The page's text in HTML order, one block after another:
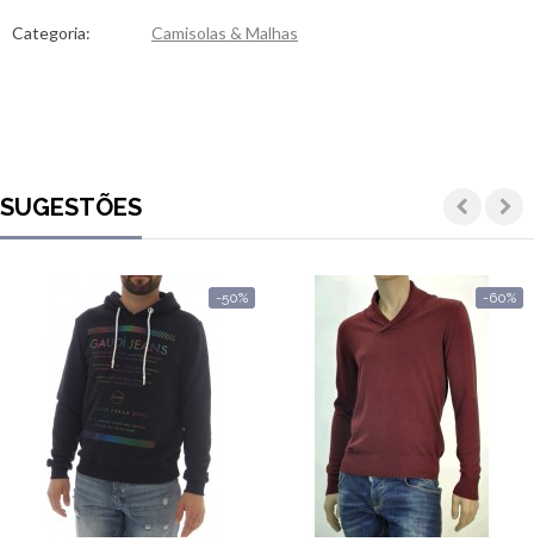
Categoria: Camisolas & Malhas
SUGESTÕES
-50% -60%